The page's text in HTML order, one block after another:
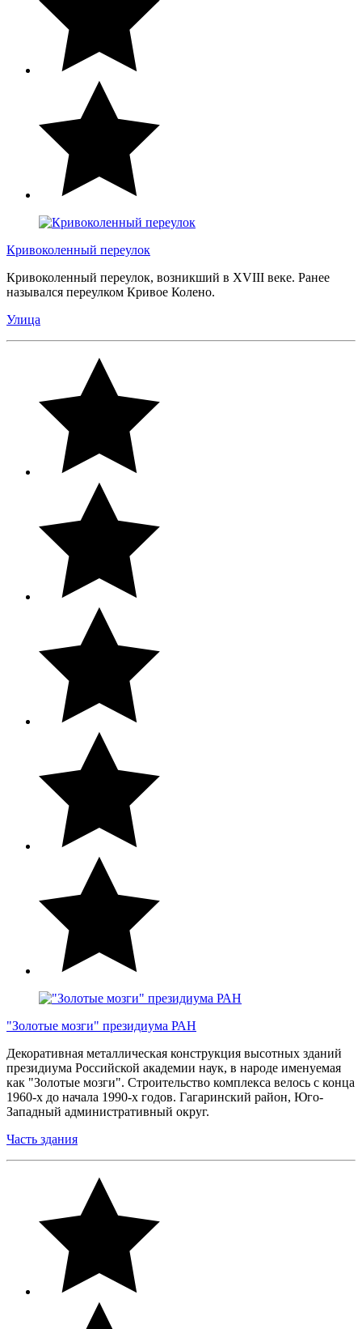
Кривоколенный переулок
Кривоколенный переулок, возникший в XVIII веке. Ранее
назывался переулком Кривое Колено.
Улица
"Золотые мозги" президиума РАН
Декоративная металлическая конструкция высотных зданий
президиума Российской академии наук, в народе именуемая
как "Золотые мозги". Строительство комплекса велось с конца
1960-х до начала 1990-х годов. Гагаринский район, Юго-
Западный административный округ.
Часть здания